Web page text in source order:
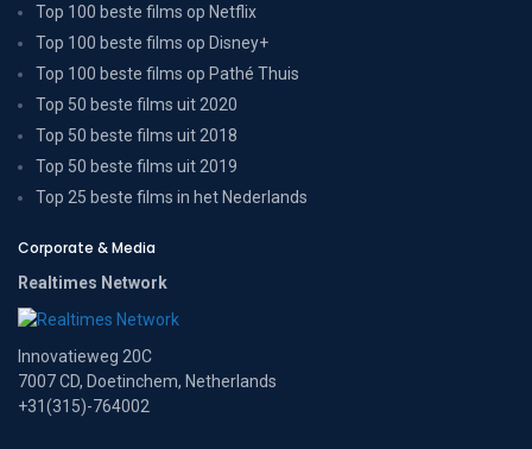
Top 100 beste films op Netflix
Top 100 beste films op Disney+
Top 100 beste films op Pathé Thuis
Top 50 beste films uit 2020
Top 50 beste films uit 2018
Top 50 beste films uit 2019
Top 25 beste films in het Nederlands
Corporate & Media
Realtimes Network
Innovatieweg 20C
7007 CD, Doetinchem, Netherlands
+31(315)-764002